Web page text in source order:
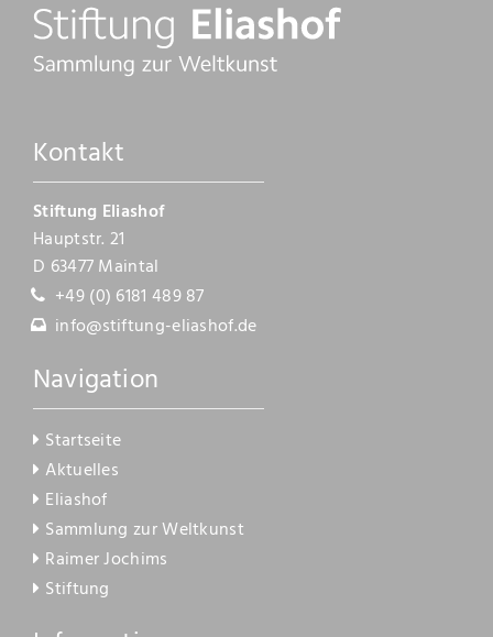
Vita
Kontakt
Kontakt
Stiftung Eliashof
Hauptstr. 21
D 63477 Maintal
+49 (0) 6181 489 87
info@stiftung-eliashof.de
Navigation
Startseite
Aktuelles
Eliashof
Sammlung zur Weltkunst
Raimer Jochims
Stiftung